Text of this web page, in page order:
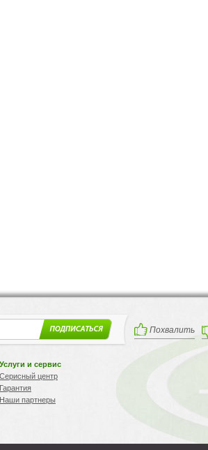
Похвалить
Услуги и сервис
Серисный центр
Гарантия
Наши партнеры